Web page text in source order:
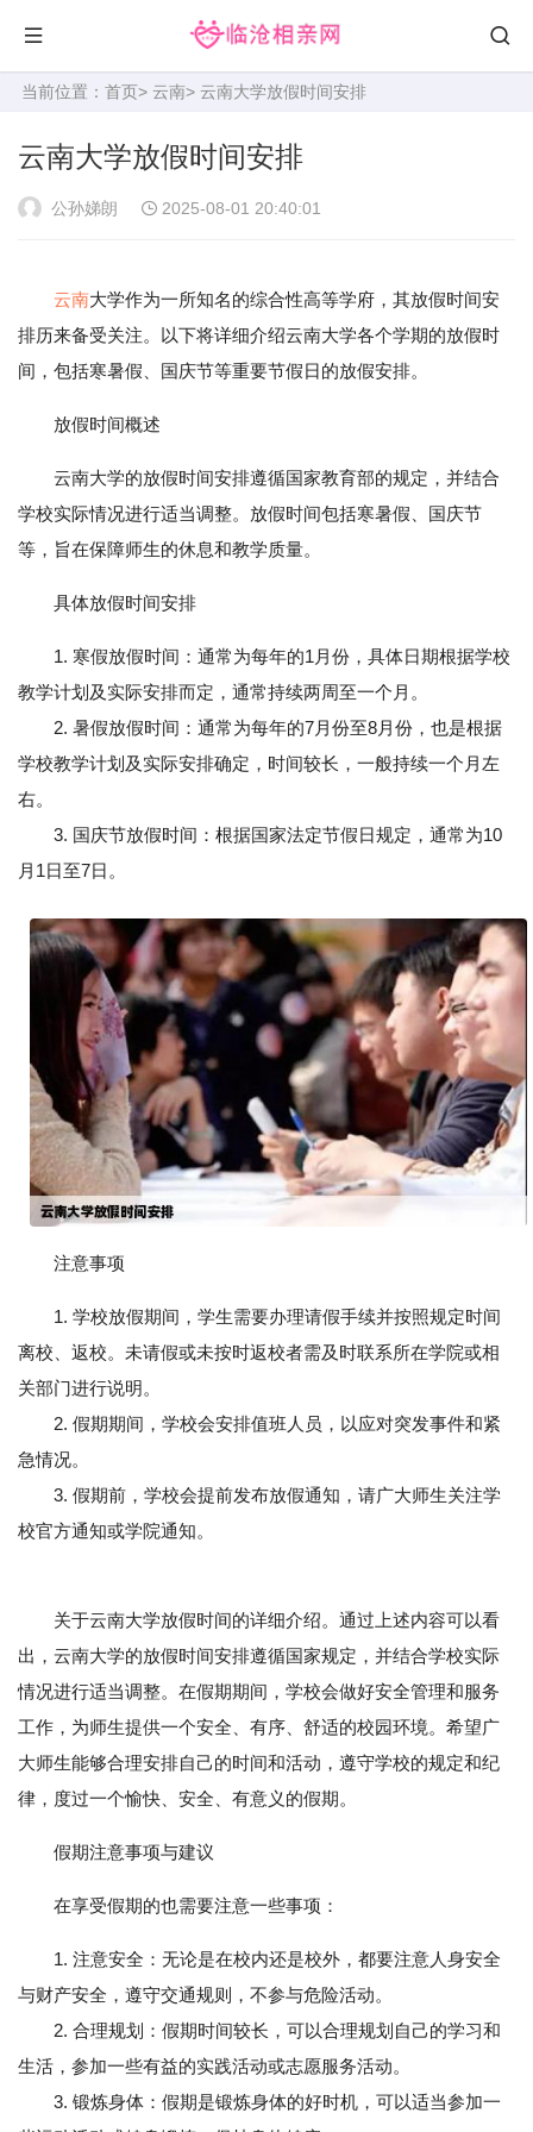
当前位置： 首页> 云南> 云南大学放假时间安排
云南大学放假时间安排
公孙娣朗 2025-08-01 20:40:01
云南大学作为一所知名的综合性高等学府，其放假时间安
排历来备受关注。以下将详细介绍云南大学各个学期的放假时
间，包括寒暑假、国庆节等重要节假日的放假安排。
放假时间概述
云南大学的放假时间安排遵循国家教育部的规定，并结合
学校实际情况进行适当调整。放假时间包括寒暑假、国庆节
等，旨在保障师生的休息和教学质量。
具体放假时间安排
1. 寒假放假时间：通常为每年的1月份，具体日期根据学校
教学计划及实际安排而定，通常持续两周至一个月。
2. 暑假放假时间：通常为每年的7月份至8月份，也是根据
学校教学计划及实际安排确定，时间较长，一般持续一个月左
右。
3. 国庆节放假时间：根据国家法定节假日规定，通常为10
月1日至7日。
注意事项
1. 学校放假期间，学生需要办理请假手续并按照规定时间
离校、返校。未请假或未按时返校者需及时联系所在学院或相
关部门进行说明。
2. 假期期间，学校会安排值班人员，以应对突发事件和紧
急情况。
3. 假期前，学校会提前发布放假通知，请广大师生关注学
校官方通知或学院通知。
关于云南大学放假时间的详细介绍。通过上述内容可以看
出，云南大学的放假时间安排遵循国家规定，并结合学校实际
情况进行适当调整。在假期期间，学校会做好安全管理和服务
工作，为师生提供一个安全、有序、舒适的校园环境。希望广
大师生能够合理安排自己的时间和活动，遵守学校的规定和纪
律，度过一个愉快、安全、有意义的假期。
假期注意事项与建议
在享受假期的也需要注意一些事项：
1. 注意安全：无论是在校内还是校外，都要注意人身安全
与财产安全，遵守交通规则，不参与危险活动。
2. 合理规划：假期时间较长，可以合理规划自己的学习和
生活，参加一些有益的实践活动或志愿服务活动。
3. 锻炼身体：假期是锻炼身体的好时机，可以适当参加一